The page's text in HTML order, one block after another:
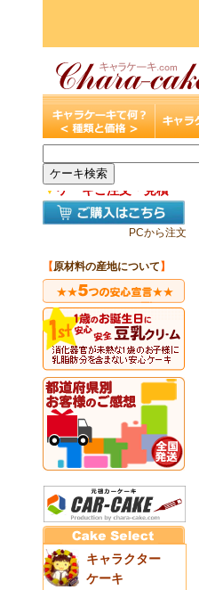
▼ケーキご注文・見積
PCから注文
【原材料の産地について 】
キャラクター
ケーキ